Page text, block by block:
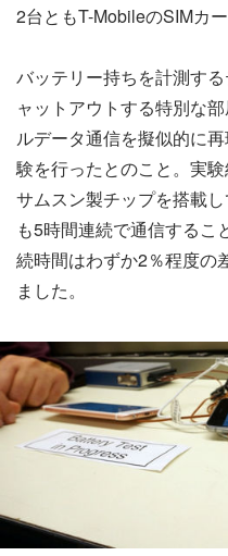
2台ともT-MobileのSIMカ
バッテリー持ちを計測す
ャットアウトする特別な
ルデータ通信を擬似的に
験を行ったとのこと。実
サムスン製チップを搭載
も5時間連続で通信するこ
続時間はわずか2％程度の
ました。